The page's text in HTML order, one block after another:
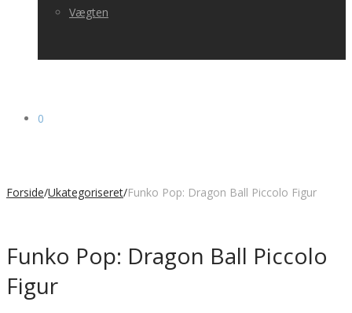
Vægten
0
Forside/Ukategoriseret/Funko Pop: Dragon Ball Piccolo Figur
Funko Pop: Dragon Ball Piccolo
Figur